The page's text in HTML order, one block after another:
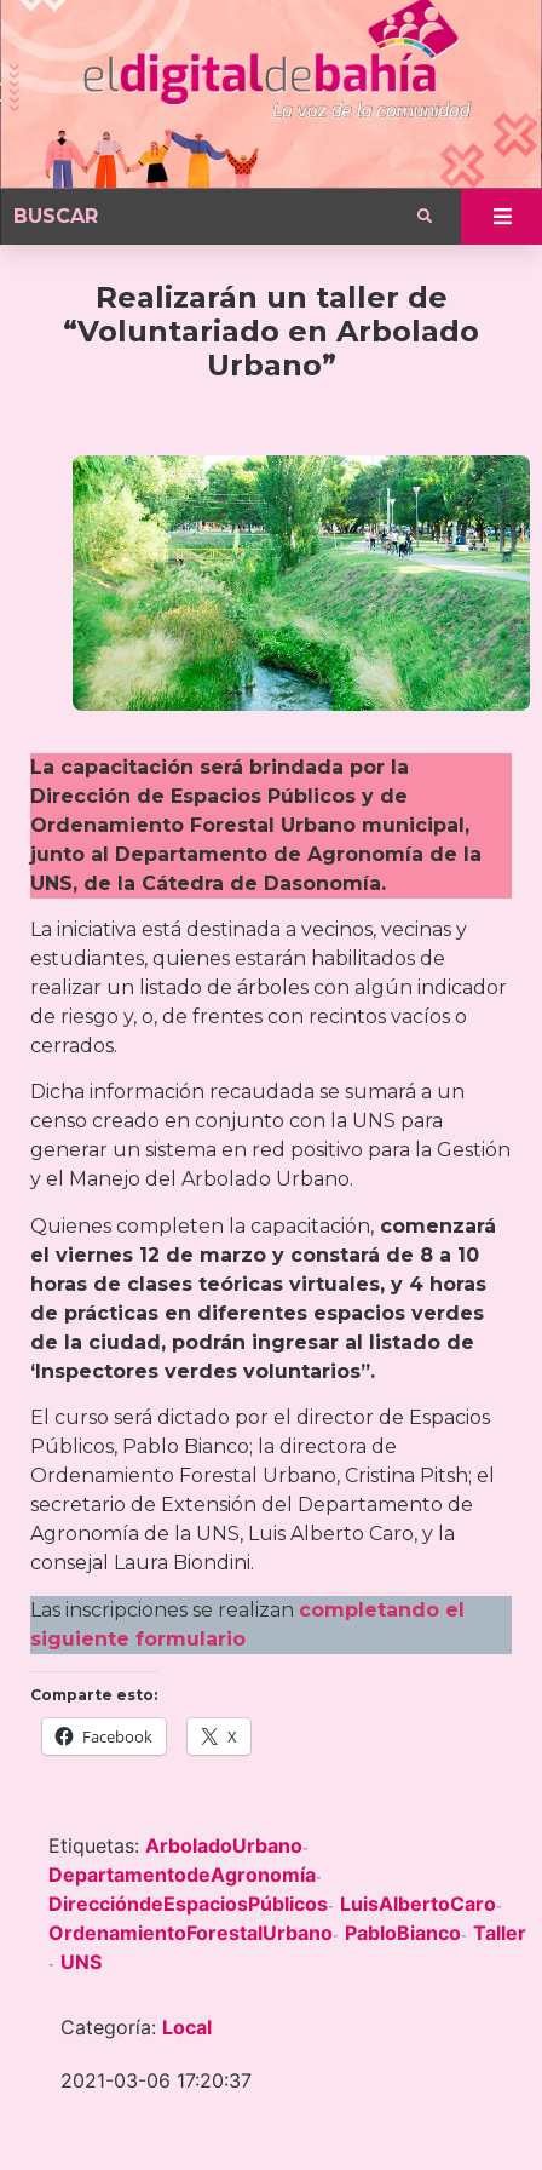
Realizarán un taller de
“Voluntariado en Arbolado
Urbano”
La capacitación será brindada por la
Dirección de Espacios Públicos y de
Ordenamiento Forestal Urbano municipal,
junto al Departamento de Agronomía de la
UNS, de la Cátedra de Dasonomía.
La iniciativa está destinada a vecinos, vecinas y
estudiantes, quienes estarán habilitados de
realizar un listado de árboles con algún indicador
de riesgo y, o, de frentes con recintos vacíos o
cerrados.
Dicha información recaudada se sumará a un
censo creado en conjunto con la UNS para
generar un sistema en red positivo para la Gestión
y el Manejo del Arbolado Urbano.
Quienes completen la capacitación, comenzará
el viernes 12 de marzo y constará de 8 a 10
horas de clases teóricas virtuales, y 4 horas
de prácticas en diferentes espacios verdes
de la ciudad, podrán ingresar al listado de
‘Inspectores verdes voluntarios”.
El curso será dictado por el director de Espacios
Públicos, Pablo Bianco; la directora de
Ordenamiento Forestal Urbano, Cristina Pitsh; el
secretario de Extensión del Departamento de
Agronomía de la UNS, Luis Alberto Caro, y la
consejal Laura Biondini.
Las inscripciones se realizan completando el
siguiente formulario
Comparte esto:
Facebook X
Etiquetas: ArboladoUrbano-
DepartamentodeAgronomía-
DireccióndeEspaciosPúblicos- LuisAlbertoCaro-
OrdenamientoForestalUrbano- PabloBianco- Taller
- UNS
Categoría: Local
2021-03-06 17:20:37